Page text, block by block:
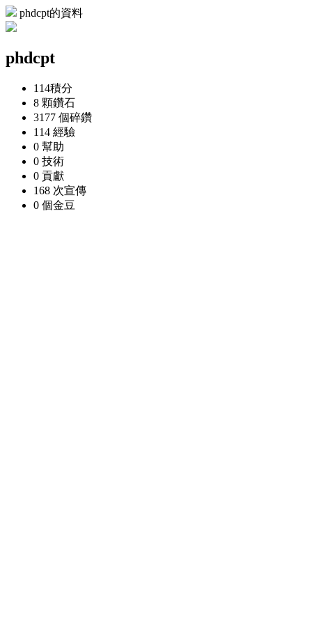
phdcpt的資料
phdcpt
114積分
8 顆鑽石
3177 個碎鑽
114 經驗
0 幫助
0 技術
0 貢獻
168 次宣傳
0 個金豆